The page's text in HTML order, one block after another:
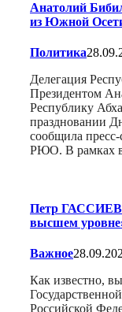
Анатолий
из Южной
Политика
Делегация
Президентом
Республику
праздновании
сообщила
РЮО. В рамках
Петр ГАССИЕВ:
высшем
Важное
Как известно,
Российской